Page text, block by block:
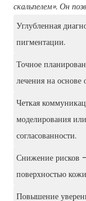
скальпелем». Он
Углубленная
пигментации.
Точное
лечения на
Четкая
моделирования
согласованности.
Снижение рисков
поверхностью
Повышение